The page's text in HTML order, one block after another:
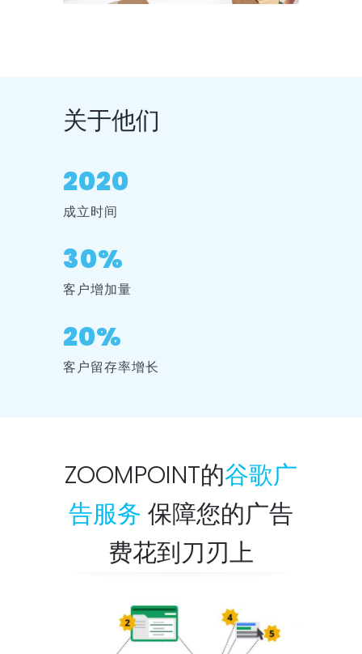
关于他们
2020
成立时间
30%
客户增加量
20%
客户留存率增长
ZOOMPOINT的谷歌广
告服务 保障您的广告
费花到刀刃上